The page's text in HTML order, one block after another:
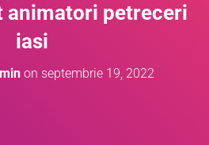
animatori petreceri
iasi
on septembrie 19, 2022